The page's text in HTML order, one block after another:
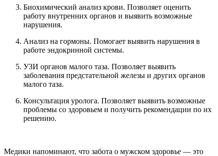
Биохимический анализ крови. Позволяет оценить
работу внутренних органов и выявить возможные
нарушения.
Анализ на гормоны. Помогает выявить нарушения в
работе эндокринной системы.
УЗИ органов малого таза. Позволяет выявить
заболевания предстательной железы и других органов
малого таза.
Консультация уролога. Позволяет выявить возможные
проблемы со здоровьем и получить рекомендации по их
решению.
Медики напоминают, что забота о мужском здоровье — это